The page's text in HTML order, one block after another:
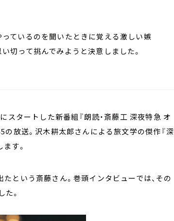
ているのを聞いたときに覚える激しい嫉
切って挑んでみようと決意しました。
スタートした新番組『朗読・斎藤工 深夜特急 オ
の放送。沢木耕太郎さんによる旅文学の傑作『深
す。
という斎藤さん。巻頭インタビューでは、その
。